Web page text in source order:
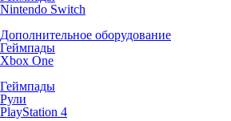
Nintendo Switch
Дополнительное оборудование
Геймпады
Xbox One
Геймпады
Рули
PlayStation 4